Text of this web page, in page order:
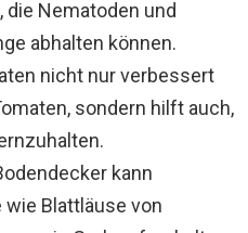
die Nematoden und
abhalten können.
nicht nur verbessert
sondern hilft auch,
kann
Blattläuse von